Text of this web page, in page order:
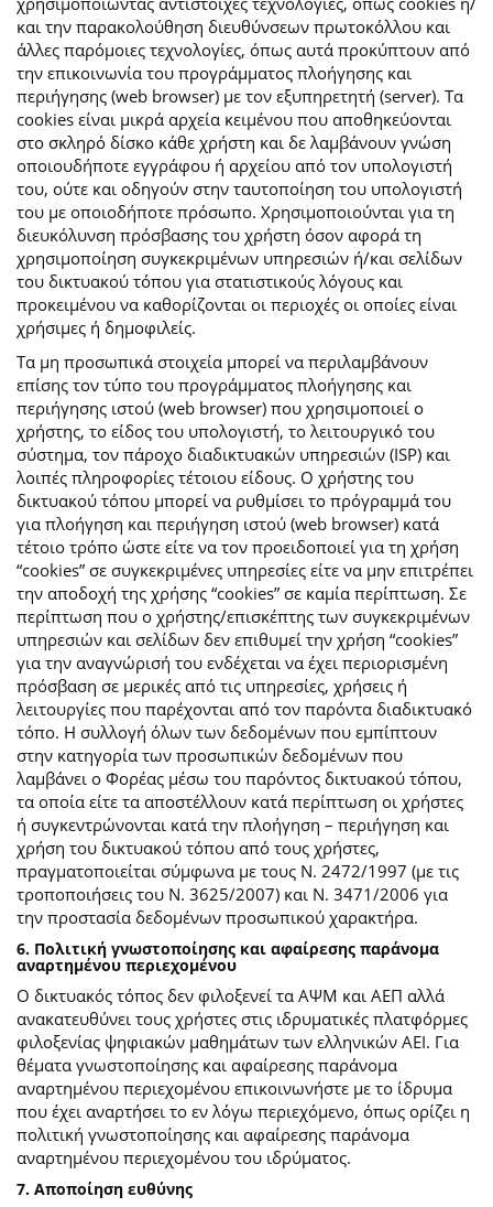
και την παρακολούθηση διευθύνσεων πρωτοκόλλου και
άλλες παρόμοιες τεχνολογίες, όπως αυτά προκύπτουν από
την επικοινωνία του προγράμματος πλοήγησης και
περιήγησης (web browser) με τον εξυπηρετητή (server). Τα
cookies είναι μικρά αρχεία κειμένου που αποθηκεύονται
στο σκληρό δίσκο κάθε χρήστη και δε λαμβάνουν γνώση
οποιουδήποτε εγγράφου ή αρχείου από τον υπολογιστή
του, ούτε και οδηγούν στην ταυτοποίηση του υπολογιστή
του με οποιοδήποτε πρόσωπο. Χρησιμοποιούνται για τη
διευκόλυνση πρόσβασης του χρήστη όσον αφορά τη
χρησιμοποίηση συγκεκριμένων υπηρεσιών ή/και σελίδων
του δικτυακού τόπου για στατιστικούς λόγους και
προκειμένου να καθορίζονται οι περιοχές οι οποίες είναι
χρήσιμες ή δημοφιλείς.
Τα μη προσωπικά στοιχεία μπορεί να περιλαμβάνουν
επίσης τον τύπο του προγράμματος πλοήγησης και
περιήγησης ιστού (web browser) που χρησιμοποιεί ο
χρήστης, το είδος του υπολογιστή, το λειτουργικό του
σύστημα, τον πάροχο διαδικτυακών υπηρεσιών (ISP) και
λοιπές πληροφορίες τέτοιου είδους. Ο χρήστης του
δικτυακού τόπου μπορεί να ρυθμίσει το πρόγραμμά του
για πλοήγηση και περιήγηση ιστού (web browser) κατά
τέτοιο τρόπο ώστε είτε να τον προειδοποιεί για τη χρήση
“cookies” σε συγκεκριμένες υπηρεσίες είτε να μην επιτρέπει
την αποδοχή της χρήσης “cookies” σε καμία περίπτωση. Σε
περίπτωση που ο χρήστης/επισκέπτης των συγκεκριμένων
υπηρεσιών και σελίδων δεν επιθυμεί την χρήση “cookies”
για την αναγνώρισή του ενδέχεται να έχει περιορισμένη
πρόσβαση σε μερικές από τις υπηρεσίες, χρήσεις ή
λειτουργίες που παρέχονται από τον παρόντα διαδικτυακό
τόπο. Η συλλογή όλων των δεδομένων που εμπίπτουν
στην κατηγορία των προσωπικών δεδομένων που
λαμβάνει ο Φορέας μέσω του παρόντος δικτυακού τόπου,
τα οποία είτε τα αποστέλλουν κατά περίπτωση οι χρήστες
ή συγκεντρώνονται κατά την πλοήγηση – περιήγηση και
χρήση του δικτυακού τόπου από τους χρήστες,
πραγματοποιείται σύμφωνα με τους Ν. 2472/1997 (με τις
τροποποιήσεις του Ν. 3625/2007) και Ν. 3471/2006 για
την προστασία δεδομένων προσωπικού χαρακτήρα.
6. Πολιτική γνωστοποίησης και αφαίρεσης παράνομα
αναρτημένου περιεχομένου
Ο δικτυακός τόπος δεν φιλοξενεί τα ΑΨΜ και ΑΕΠ αλλά
ανακατευθύνει τους χρήστες στις ιδρυματικές πλατφόρμες
φιλοξενίας ψηφιακών μαθημάτων των ελληνικών ΑΕΙ. Για
θέματα γνωστοποίησης και αφαίρεσης παράνομα
αναρτημένου περιεχομένου επικοινωνήστε με το ίδρυμα
που έχει αναρτήσει το εν λόγω περιεχόμενο, όπως ορίζει η
πολιτική γνωστοποίησης και αφαίρεσης παράνομα
αναρτημένου περιεχομένου του ιδρύματος.
7. Αποποίηση ευθύνης